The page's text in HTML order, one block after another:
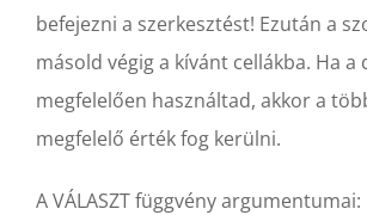
befejezni a szerkesztést! Ezután a
másold végig a kívánt cellákba. Ha
megfelelően használtad, akkor a
megfelelő érték fog kerülni.
A VÁLASZT függvény argumentumai: